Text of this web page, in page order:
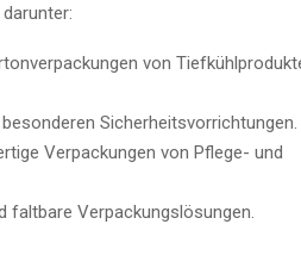
von
Sicherheitsvorrichtungen.
Verpackungen von Pflege- und
faltbare Verpackungslösungen.